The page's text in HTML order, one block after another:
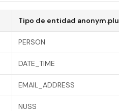
Tipo de entidad
PERSON
DATE_TIME
EMAIL_ADDRESS
NUSS